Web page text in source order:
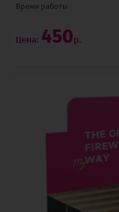
Время pаботы
Цена: 450р.